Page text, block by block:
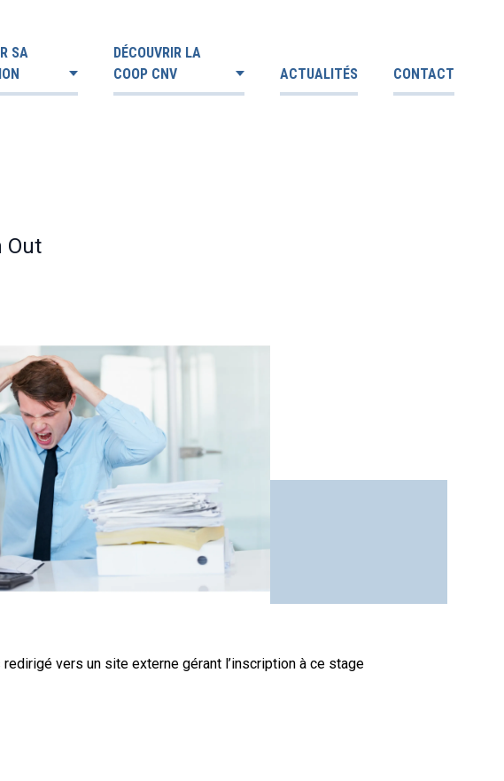
SA
DÉCOUVRIR LA
COOP CNV
ACTUALITÉS CONTACT
Out
vers un site externe gérant l’inscription à ce stage